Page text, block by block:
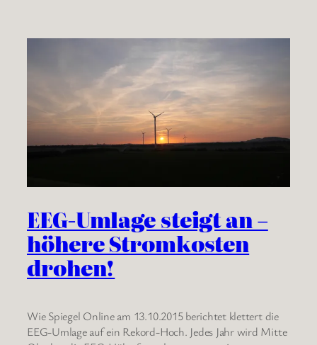
EEG-Umlage steigt an –
höhere Stromkosten
drohen!
Wie Spiegel Online am 13.10.2015 berichtet klettert die
EEG-Umlage auf ein Rekord-Hoch. Jedes Jahr wird Mitte